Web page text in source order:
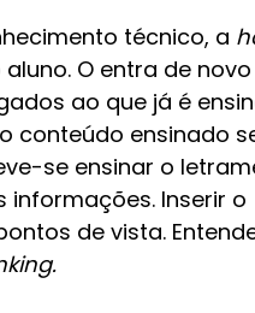
técnico, a
O entra de
ao que já é
conteúdo ensinado
se ensinar o
Inserir o
de vista.